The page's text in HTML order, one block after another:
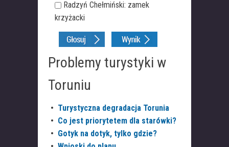
Radzyń Chełmiński: zamek
krzyżacki
Problemy turystyki w
Toruniu
• Turystyczna degradacja Torunia
• Co jest priorytetem dla starówki?
• Gotyk na dotyk, tylko gdzie?